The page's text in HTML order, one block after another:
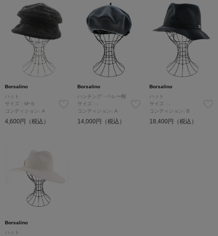
Borsalino
ハット
サイズ：M~S
コンディション: A
4,600円（税込）
Borsalino
ハンチング・ベレー帽
サイズ：-
コンディション: A
14,000円（税込）
Borsalino
ハット
サイズ：-
コンディション: B
18,400円（税込）
Borsalino
ハット